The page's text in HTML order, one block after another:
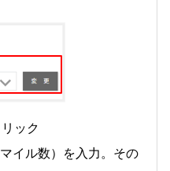
ック
イル数）を入力。その